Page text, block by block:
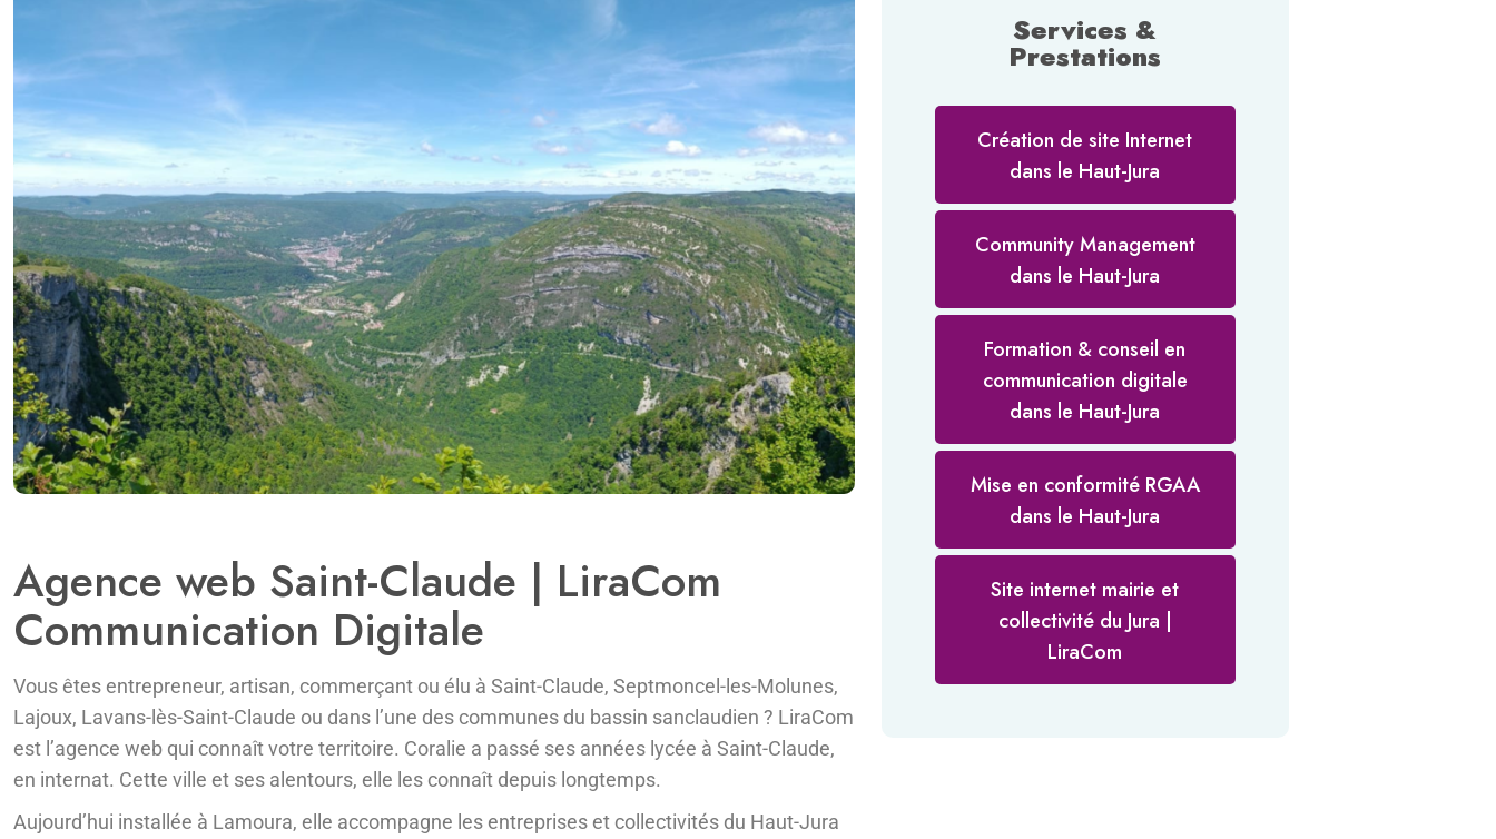
Agence web Saint-Claude | LiraCom
Communication Digitale
Vous êtes entrepreneur, artisan, commerçant ou élu à Saint-Claude, Septmoncel-les-Molunes,
Lajoux, Lavans-lès-Saint-Claude ou dans l’une des communes du bassin sanclaudien ? LiraCom
est l’agence web qui connaît votre territoire. Coralie a passé ses années lycée à Saint-Claude,
en internat. Cette ville et ses alentours, elle les connaît depuis longtemps.
Aujourd’hui installée à Lamoura, elle accompagne les entreprises et collectivités du Haut-Jura
Services &
Prestations
Création de site Internet
dans le Haut-Jura
Community Management
dans le Haut-Jura
Formation & conseil en
communication digitale
dans le Haut-Jura
Mise en conformité RGAA
dans le Haut-Jura
Site internet mairie et
collectivité du Jura |
LiraCom